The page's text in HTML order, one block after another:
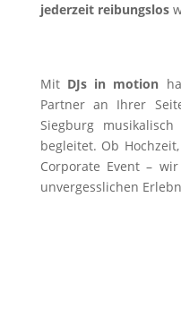
jederzeit reibungslos
Mit DJs in motion
Partner an Ihrer
Siegburg
begleitet. Ob
Corporate Event –
unvergesslichen